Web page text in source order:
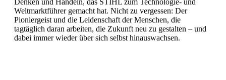
Denken und Handeln, das STIHL zum Technologie- und
Weltmarktführer gemacht hat. Nicht zu vergessen: Der
Pioniergeist und die Leidenschaft der Menschen, die
tagtäglich daran arbeiten, die Zukunft neu zu gestalten – und
dabei immer wieder über sich selbst hinauswachsen.